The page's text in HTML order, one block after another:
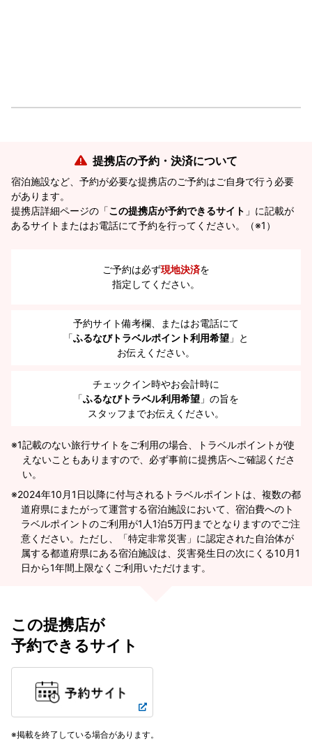
提携店の予約・決済について
宿泊施設など、予約が必要な提携店のご予約はご自身で行う必要
があります。
提携店詳細ページの「この提携店が予約できるサイト 」に記載が
あるサイトまたはお電話にて予約を行ってください。（※1）
ご予約は必ず現地決済を
指定してください。
予約サイト備考欄、またはお電話にて
「ふるなびトラベルポイント利用希望 」と
お伝えください。
チェックイン時やお会計時に
「ふるなびトラベル利用希望 」の旨を
スタッフまでお伝えください。
※1記載のない旅行サイトをご利用の場合、トラベルポイントが使
えないこともありますので、必ず事前に提携店へご確認くださ
い。
2024年10月1日以降に付与されるトラベルポイントは、複数の都
道府県にまたがって運営する宿泊施設において、宿泊費へのト
ラベルポイントのご利用が1人1泊5万円までとなりますのでご注
意ください。ただし、「特定非常災害」に認定された自治体が
属する都道府県にある宿泊施設は、災害発生日の次にくる10月1
日から1年間上限なくご利用いただけます。
この提携店が
予約できるサイト
掲載を終了している場合があります。